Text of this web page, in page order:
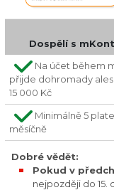
Dospělí s
Na účet během
přijde dohromady
15 000 Kč
Minimálně 5
měsíčně
Dobré vědět:
Pokud v
nejpozději do 15.